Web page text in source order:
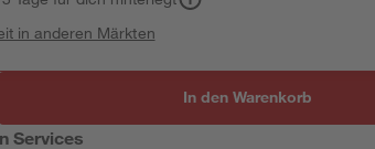
in anderen Märkten
In den Warenkorb
Services